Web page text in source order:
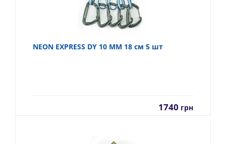
NEON EXPRESS DY 10 MM 18 см 5 шт
1740 грн